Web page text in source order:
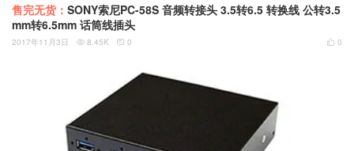
售完无货： SONY索尼PC-58S 音频转接头 3.5转6.5 转换线 公转3.5
mm转6.5mm 话筒线插头
 0
2017年11月3日  8.45K  0